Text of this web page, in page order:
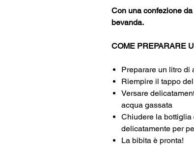
Con una confezione
bevanda.
COME PREPARARE
Preparare un litro di
Riempire il tappo
Versare
acqua gassata
Chiudere la
delicatamente per
La bibita è pronta!